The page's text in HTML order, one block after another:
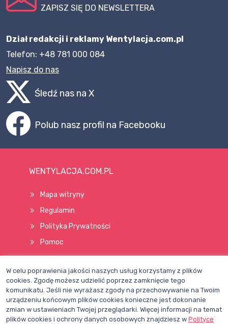
ZAPISZ SIĘ DO NEWSLETTERA
Dział redakcji i reklamy Wentylacja.com.pl
Telefon: +48 781 000 084
Napisz do nas
Śledź nas na X
Polub nasz profil na Facebooku
WENTYLACJA.COM.PL
Mapa witryny
Regulamin
Polityka Prywatności
Pomoc
Wszelkie prawa zastrzeżone © 1998–2026
W celu poprawienia jakości naszych usług korzystamy z plików
cookies. Zgodę możesz udzielić poprzez zamknięcie tego
komunikatu. Jeśli nie wyrażasz zgody na przechowywanie na Twoim
urządzeniu końcowym plików cookies konieczne jest dokonanie
zmian w ustawieniach Twojej przeglądarki. Więcej informacji na temat
plików cookies i ochrony danych osobowych znajdziesz w Polityce